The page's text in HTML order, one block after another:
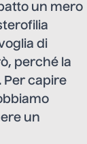
un mero
di
perché la
Per capire
un